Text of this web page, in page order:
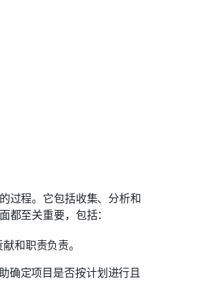
过程。它包括收集、分析和
至关重要，包括：
和职责负责。
确定项目是否按计划进行且